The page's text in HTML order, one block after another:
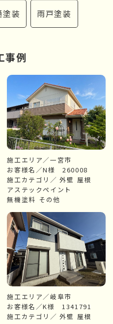
塗装 雨戸塗装
事例
施工エリア／一宮市
お客様名／N様 260008
施工カテゴリ／外壁 屋根
アステックペイント
無機塗料 その他
施工エリア／岐阜市
お客様名／K様 1341791
施工カテゴリ／外壁 屋根